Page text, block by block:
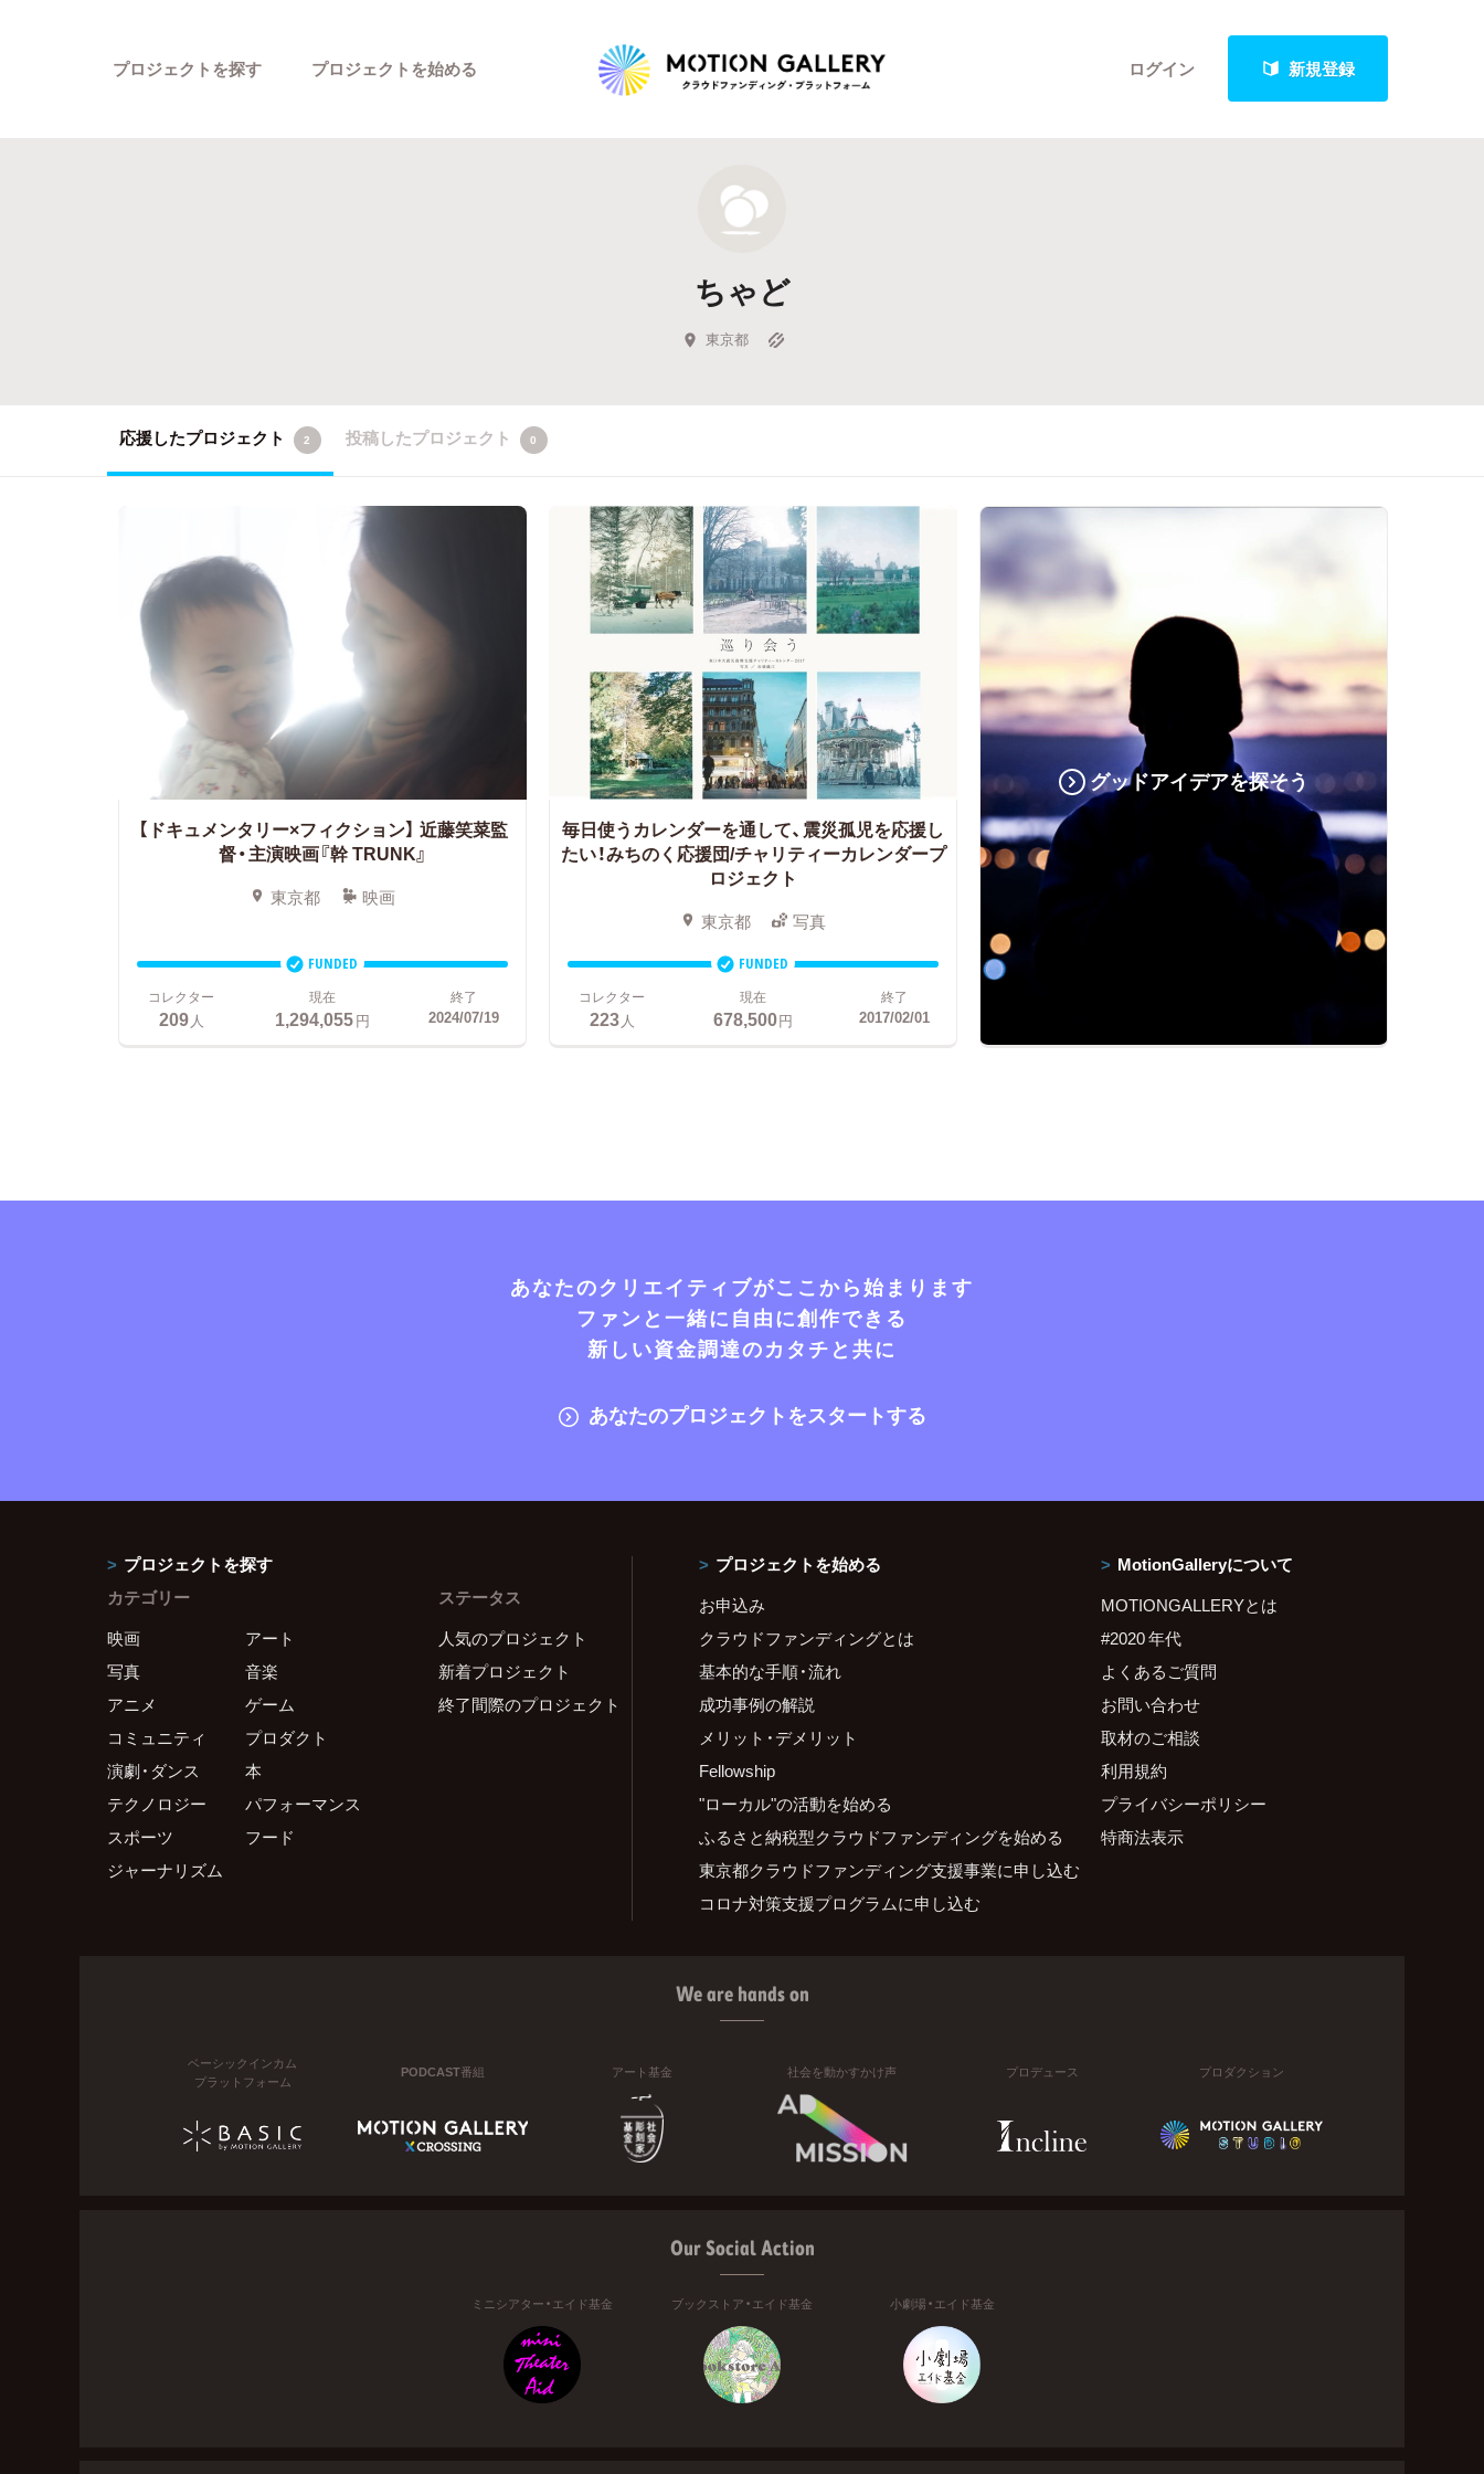
ログイン 新規登録
プロジェクトを探す
新着プロジェクト
Feature
キュレーターから探す
プロジェクトを始める
ちゃど
東京都
応援したプロジェクト 2 投稿したプロジェクト 0
【ドキュメンタリー×フィクション】 近藤笑菜監
督・主演映画『幹 TRUNK』
東京都 映画
FUNDED
コレクター
209人
現在
1,294,055円
終了
2024/07/19
毎日使うカレンダーを通して、震災孤児を応援し
たい！みちのく応援団/チャリティーカレンダープ
ロジェクト
東京都 写真
FUNDED
コレクター
223人
現在
678,500円
終了
2017/02/01
グッドアイデアを探そう
あなたのクリエイティブがここから始まります
ファンと一緒に自由に創作できる
新しい資金調達のカタチと共に
あなたのプロジェクトをスタートする
プロジェクトを探す
カテゴリー
映画
アート
写真
音楽
アニメ
ゲーム
コミュニティ
プロダクト
演劇・ダンス
本
テクノロジー
パフォーマンス
スポーツ
フード
ジャーナリズム
ステータス
人気のプロジェクト
新着プロジェクト
終了間際のプロジェクト
プロジェクトを始める
お申込み
クラウドファンディングとは
基本的な手順・流れ
成功事例の解説
メリット・デメリット
Fellowship
"ローカル"の活動を始める
ふるさと納税型クラウドファンディングを始める
東京都クラウドファンディング支援事業に申し込む
コロナ対策支援プログラムに申し込む
MotionGalleryについて
MOTIONGALLERYとは
#2020 年代
よくあるご質問
お問い合わせ
取材のご相談
利用規約
プライバシーポリシー
特商法表示
We are hands on
ベーシックインカム
プラットフォーム
PODCAST番組 アート基金 社会を動かすかけ声 プロデュース プロダクション
Our Social Action
ミニシアター・エイド基金 ブックストア・エイド基金 小劇場・エイド基金